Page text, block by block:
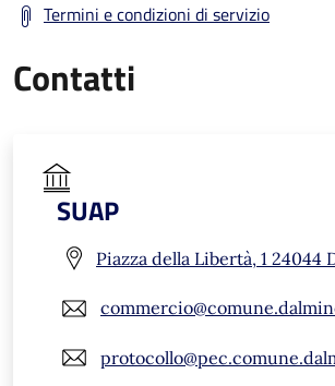
Termini e condizioni di servizio
Contatti
SUAP
Piazza della Libertà, 1 24044